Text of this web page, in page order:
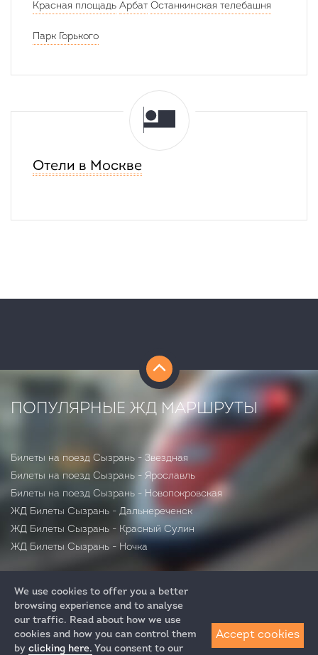
пути:
минут
Красная площадь Арбат Останкинская телебашня
Парк Горького
Отели в Москве
ПОПУЛЯРНЫЕ ЖД МАРШРУТЫ
Билеты на поезд Сызрань - Звездная
Билеты на поезд Сызрань - Ярославль
Билеты на поезд Сызрань - Новопокровская
ЖД Билеты Сызрань - Дальнереченск
ЖД Билеты Сызрань - Красный Сулин
ЖД Билеты Сызрань - Ночка
We use cookies to offer you a better
browsing experience and to analyse
our traffic. Read about how we use
cookies and how you can control them
by clicking here. You consent to our
Accept cookies